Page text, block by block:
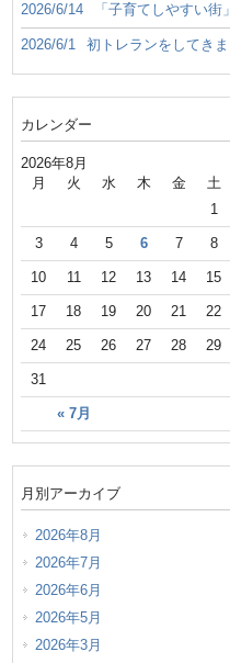
2026/6/14 「子育てしやすい街
2026/6/1 初トレランをしてき
カレンダー
2026年8月
月 火 水 木 金 土
« 7月
1
3 4 5 6 7 8
10 11 12 13 14 15
17 18 19 20 21 22
24 25 26 27 28 29
31
月別アーカイブ
2026年8月
2026年7月
2026年6月
2026年5月
2026年3月